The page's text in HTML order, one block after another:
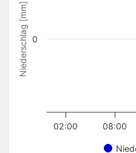
The chart has 1 Y axis
Niederschlag [mm]
02:00 08:00
0